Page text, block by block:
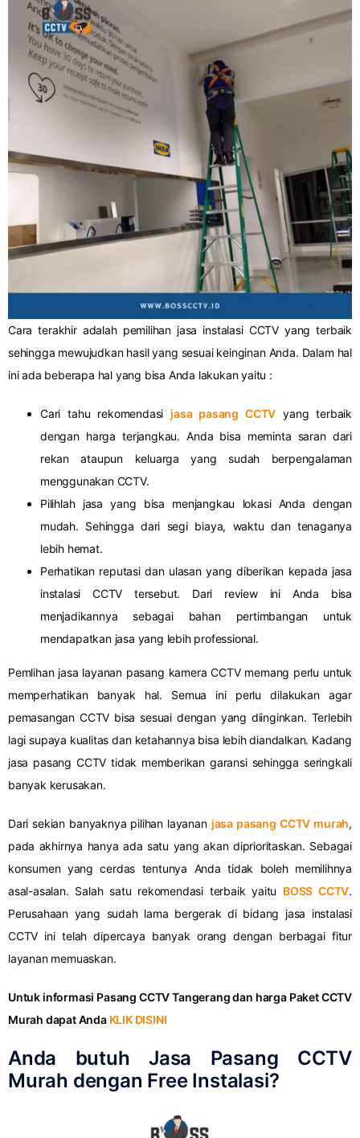
Cara terakhir adalah pemilihan jasa instalasi CCTV yang terbaik
sehingga mewujudkan hasil yang sesuai keinginan Anda. Dalam hal
ini ada beberapa hal yang bisa Anda lakukan yaitu :
Cari tahu rekomendasijasa pasang CCTV yang terbaik
dengan harga terjangkau. Anda bisa meminta saran dari
rekan ataupun keluarga yang sudah berpengalaman
menggunakan CCTV.
Pilihlah jasa yang bisa menjangkau lokasi Anda dengan
mudah. Sehingga dari segi biaya, waktu dan tenaganya
lebih hemat.
Perhatikan reputasi dan ulasan yang diberikan kepada jasa
instalasi CCTV tersebut. Dari review ini Anda bisa
menjadikannya sebagai bahan pertimbangan untuk
mendapatkan jasa yang lebih professional.
Pemlihan jasa layanan pasang kamera CCTV memang perlu untuk
memperhatikan banyak hal. Semua ini perlu dilakukan agar
pemasangan CCTV bisa sesuai dengan yang diinginkan. Terlebih
lagi supaya kualitas dan ketahannya bisa lebih diandalkan. Kadang
jasa pasang CCTV tidak memberikan garansi sehingga seringkali
banyak kerusakan.
Dari sekian banyaknya pilihan layanan jasa pasang CCTV murah,
pada akhirnya hanya ada satu yang akan diprioritaskan. Sebagai
konsumen yang cerdas tentunya Anda tidak boleh memilihnya
asal-asalan. Salah satu rekomendasi terbaik yaitu BOSS CCTV.
Perusahaan yang sudah lama bergerak di bidang jasa instalasi
CCTV ini telah dipercaya banyak orang dengan berbagai fitur
layanan memuaskan.
Untuk informasi Pasang CCTV Tangerang dan harga Paket CCTV
Murah dapat Anda KLIK DISINI
Anda butuh Jasa Pasang CCTV
Murah dengan Free Instalasi?